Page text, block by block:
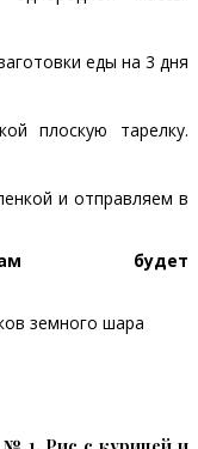
плоскую тарелку.
и отправляем в
будет
земного шара